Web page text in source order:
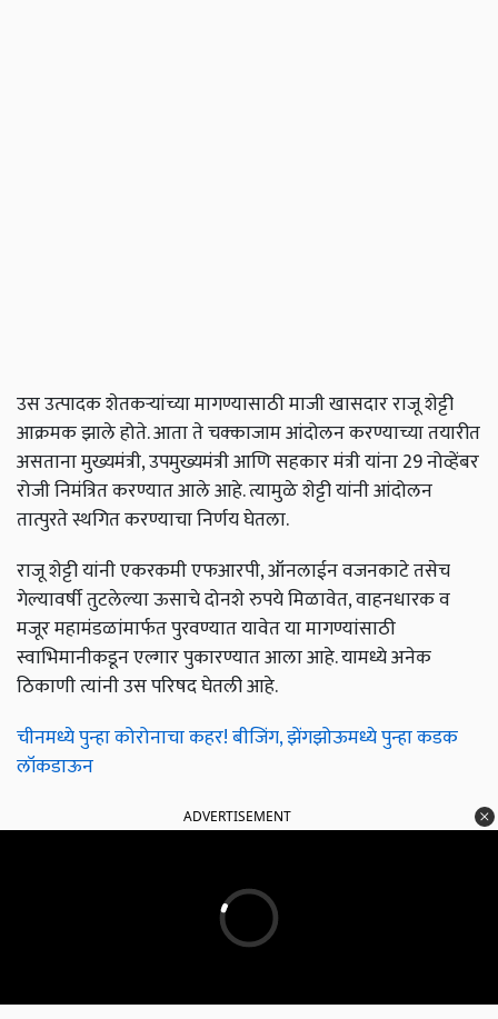
उस उत्पादक शेतकऱ्यांच्या मागण्यासाठी माजी खासदार राजू शेट्टी
आक्रमक झाले होते. आता ते चक्काजाम आंदोलन करण्याच्या तयारीत
असताना मुख्यमंत्री, उपमुख्यमंत्री आणि सहकार मंत्री यांना 29 नोव्हेंबर
रोजी निमंत्रित करण्यात आले आहे. त्यामुळे शेट्टी यांनी आंदोलन
तात्पुरते स्थगित करण्याचा निर्णय घेतला.
राजू शेट्टी यांनी एकरकमी एफआरपी, ऑनलाईन वजनकाटे तसेच
गेल्यावर्षी तुटलेल्या ऊसाचे दोनशे रुपये मिळावेत, वाहनधारक व
मजूर महामंडळांमार्फत पुरवण्यात यावेत या मागण्यांसाठी
स्वाभिमानीकडून एल्गार पुकारण्यात आला आहे. यामध्ये अनेक
ठिकाणी त्यांनी उस परिषद घेतली आहे.
चीनमध्ये पुन्हा कोरोनाचा कहर! बीजिंग, झेंगझोऊमध्ये पुन्हा कडक
लॉकडाऊन
ADVERTISEMENT